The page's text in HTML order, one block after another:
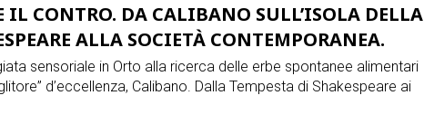
IL CONTRO. DA CALIBANO SULL’ISOLA DELLA
ALLA SOCIETÀ CONTEMPORANEA.
sensoriale in Orto alla ricerca delle erbe spontanee alimentari
d’eccellenza, Calibano. Dalla Tempesta di Shakespeare ai